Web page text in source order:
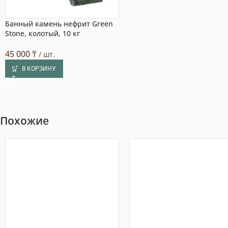
Банный камень нефрит Green
Stone, колотый, 10 кг
45 000₸ / шт.
В КОРЗИНУ
Похожие